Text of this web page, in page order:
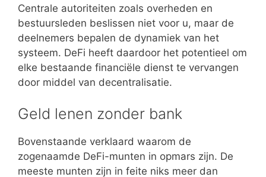
Centrale autoriteiten zoals overheden en
bestuursleden beslissen niet voor u, maar de
deelnemers bepalen de dynamiek van het
systeem. DeFi heeft daardoor het potentieel om
elke bestaande financiële dienst te vervangen
door middel van decentralisatie.
Geld lenen zonder bank
Bovenstaande verklaard waarom de
zogenaamde DeFi-munten in opmars zijn. De
meeste munten zijn in feite niks meer dan